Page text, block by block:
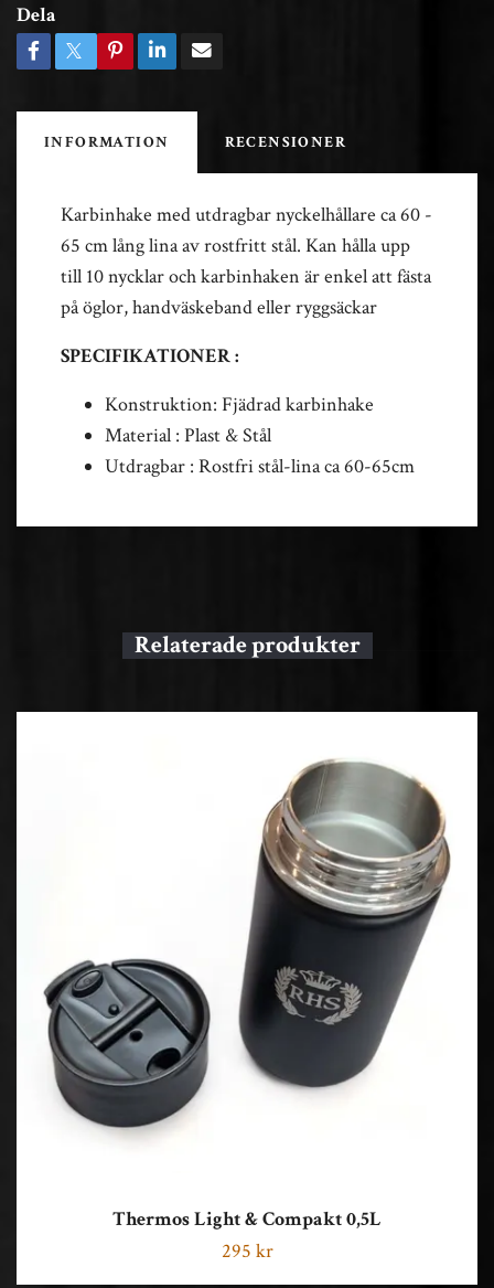
Dela
INFORMATION RECENSIONER
Karbinhake med utdragbar nyckelhållare ca 60 -
65 cm lång lina av rostfritt stål. Kan hålla upp
till 10 nycklar och karbinhaken är enkel att fästa
på öglor, handväskeband eller ryggsäckar
SPECIFIKATIONER :
Konstruktion: Fjädrad karbinhake
Material : Plast & Stål
Utdragbar : Rostfri stål-lina ca 60-65cm
Thermos Light & Compakt 0,5L
295 kr